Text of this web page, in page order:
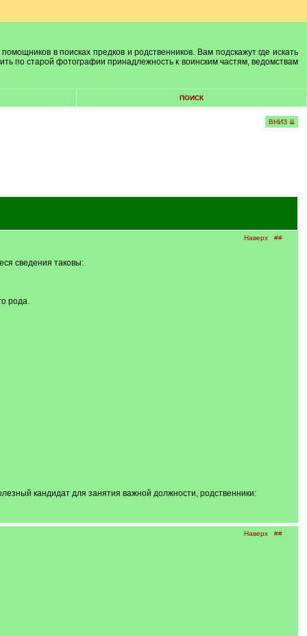
в поисках предков и родственников. Вам подскажут где искать
по старой фотографии принадлежность к воинским частям, ведомствам
ПОИСК
ВНИЗ ⇊
Наверх ##
сведения таковы:
рода.
кандидат для занятия важной должности, родственники:
Наверх ##